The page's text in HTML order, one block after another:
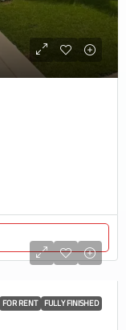
FOR RENT FULLY FINISHED